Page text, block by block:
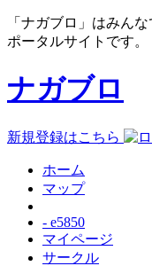
「ナガブロ」はみん
ポータルサイトです。
ナガブロ
新規登録はこちら
ホーム
マップ
- e5850
マイページ
サークル